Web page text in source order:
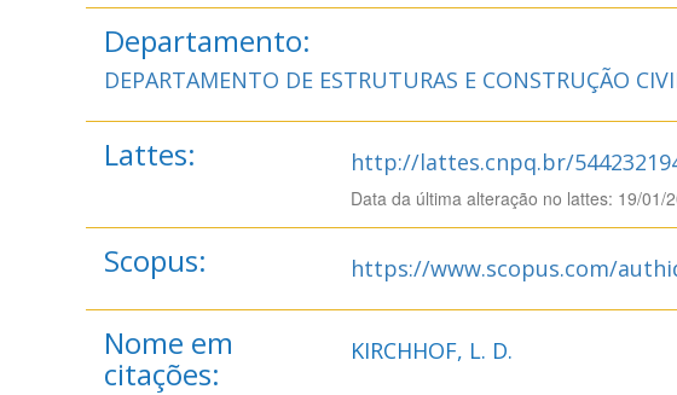
Departamento:
DEPARTAMENTO DE ESTRUTURAS E CONSTRUÇÃO
Lattes: http://lattes.cnpq.br/
Data da última alteração no lattes: 19/01/
Scopus: https://www.scopus.com/
Nome em
citações:
KIRCHHOF, L. D.